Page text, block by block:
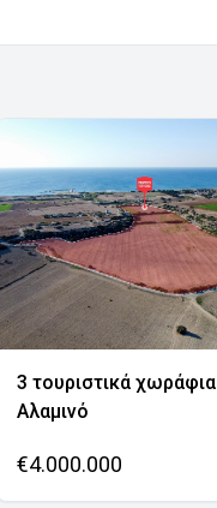
3 τουριστικά
Αλαμινό
€4.000.000